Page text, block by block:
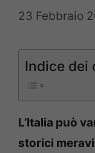
23 Febbraio
Indice dei
L’Italia può
storici